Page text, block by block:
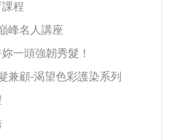
程
峰名人講座
一頭強韌秀髮！
兼顧-渴望色彩護染系列